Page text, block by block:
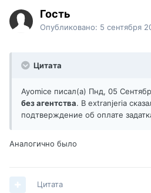
Гость
Опубликовано: 5 сентября
Цитата
Ayomice писал(а) Пнд, 05
без агентства. В extranjeria
подтверждение об оплате
Аналогично было
Цитата